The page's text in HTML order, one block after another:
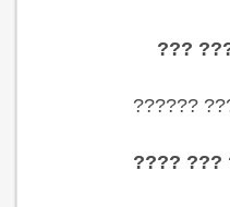
???
?????
???